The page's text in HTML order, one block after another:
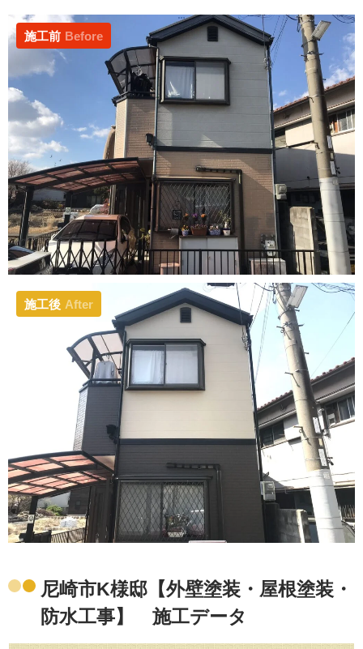
施工前 Before
施工後 After
尼崎市K様邸【外壁塗装・屋根塗装・
防水工事】 施工データ